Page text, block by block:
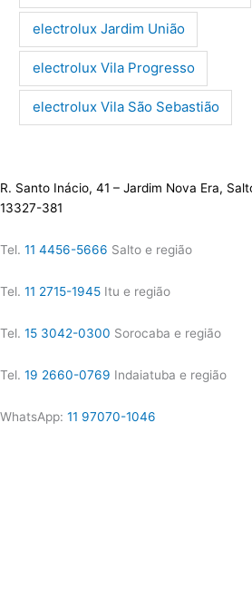
electrolux Jardim União
electrolux Vila Progresso
electrolux Vila São Sebastião
R. Santo Inácio, 41 – Jardim Nova Era,
13327-381
Tel. 11 4456-5666 Salto e região
Tel. 11 2715-1945 Itu e região
Tel. 15 3042-0300 Sorocaba e região
Tel. 19 2660-0769 Indaiatuba e região
WhatsApp: 11 97070-1046